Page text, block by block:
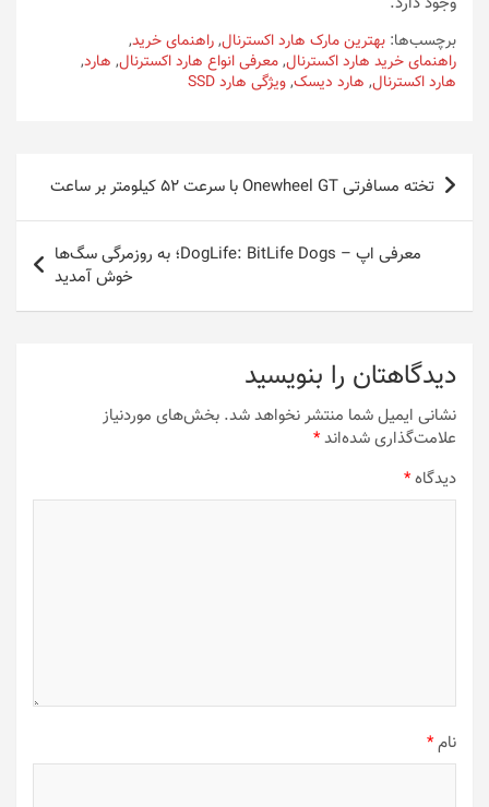
برچسب‌ها: بهترین مارک هارد اکسترنال,راهنمای خرید,
راهنمای خرید هارد اکسترنال,معرفی انواع هارد اکسترنال, هارد,
هارد اکسترنال, هارد دیسک,ویژگی هارد SSD
راهبری
نوشته
تخته مسافرتی Onewheel GT با سرعت ۵۲ کیلومتر بر ساعت
معرفی اپ – DogLife: BitLife Dogs؛ به روزمرگی سگ‌ها
خوش آمدید
دیدگاهتان را بنویسید
نشانی ایمیل شما منتشر نخواهد شد. بخش‌های موردنیاز
علامت‌گذاری شده‌اند*
دیدگاه*
نام*